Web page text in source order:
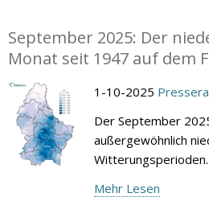
September 2025: Der
Monat seit 1947 auf dem
1-10-2025
Der September
außergewöhnlich
Witterungsperioden.
Mehr Lesen